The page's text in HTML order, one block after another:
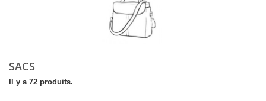
SACS
Il y a 72 produits.